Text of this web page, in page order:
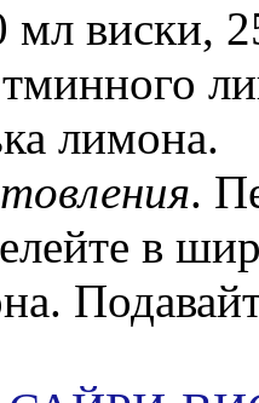
мл виски,
лимона.
.
в